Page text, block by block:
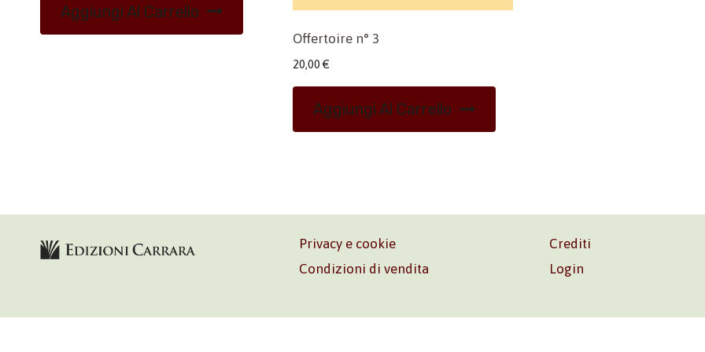
Aggiungi Al Carrello
Offertoire n° 3
20,00 €
Aggiungi Al Carrello
Privacy e cookie
Condizioni di vendita
Crediti
Login